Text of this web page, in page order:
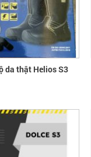
da thật Helios S3